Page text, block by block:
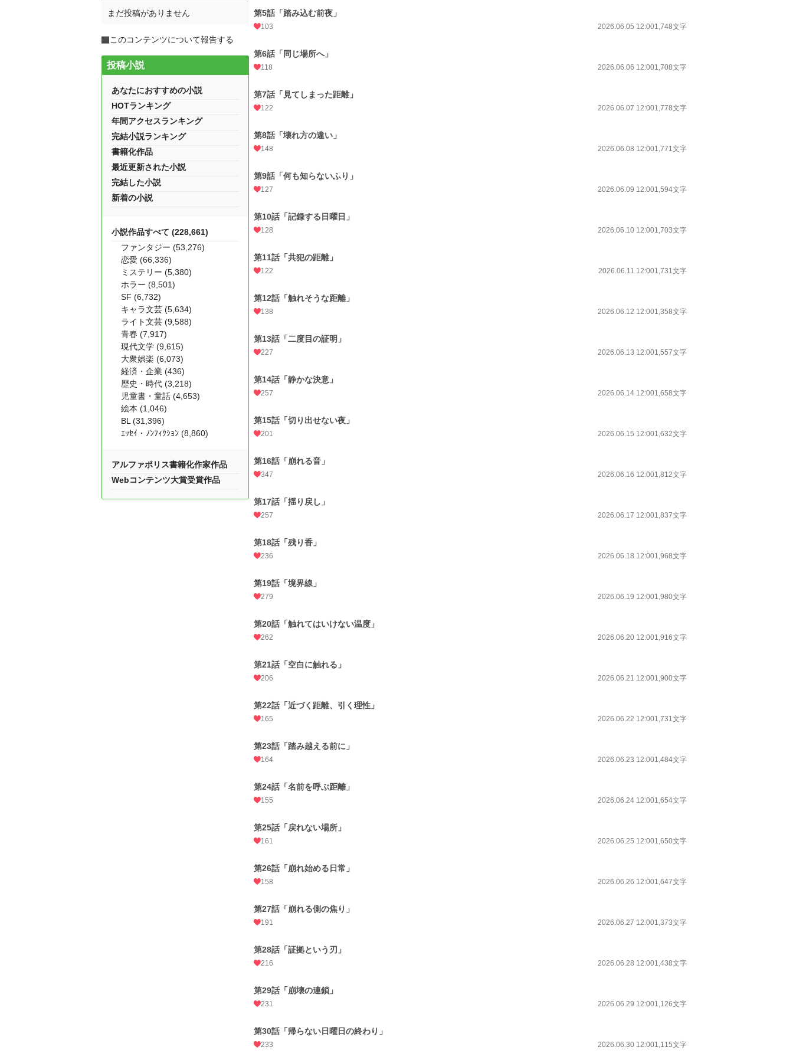
第5話「踏み込む前夜」
103 2026.06.05 12:001,748文字
第6話「同じ場所へ」
118 2026.06.06 12:001,708文字
第7話「見てしまった距離」
122 2026.06.07 12:001,778文字
第8話「壊れ方の違い」
148 2026.06.08 12:001,771文字
第9話「何も知らないふり」
127 2026.06.09 12:001,594文字
第10話「記録する日曜日」
128 2026.06.10 12:001,703文字
第11話「共犯の距離」
122 2026.06.11 12:001,731文字
第12話「触れそうな距離」
138 2026.06.12 12:001,358文字
第13話「二度目の証明」
227 2026.06.13 12:001,557文字
第14話「静かな決意」
257 2026.06.14 12:001,658文字
第15話「切り出せない夜」
201 2026.06.15 12:001,632文字
第16話「崩れる音」
347 2026.06.16 12:001,812文字
第17話「揺り戻し」
257 2026.06.17 12:001,837文字
第18話「残り香」
236 2026.06.18 12:001,968文字
第19話「境界線」
279 2026.06.19 12:001,980文字
第20話「触れてはいけない温度」
262 2026.06.20 12:001,916文字
第21話「空白に触れる」
206 2026.06.21 12:001,900文字
第22話「近づく距離、引く理性」
165 2026.06.22 12:001,731文字
第23話「踏み越える前に」
164 2026.06.23 12:001,484文字
第24話「名前を呼ぶ距離」
155 2026.06.24 12:001,654文字
第25話「戻れない場所」
161 2026.06.25 12:001,650文字
第26話「崩れ始める日常」
158 2026.06.26 12:001,647文字
第27話「崩れる側の焦り」
191 2026.06.27 12:001,373文字
第28話「証拠という刃」
216 2026.06.28 12:001,438文字
第29話「崩壊の連鎖」
231 2026.06.29 12:001,126文字
第30話「帰らない日曜日の終わり」
233 2026.06.30 12:001,115文字
まだ投稿がありません
このコンテンツについて報告する
投稿小説
あなたにおすすめの小説
HOTランキング
年間アクセスランキング
完結小説ランキング
書籍化作品
最近更新された小説
完結した小説
新着の小説
小説作品すべて (228,661)
ファンタジー (53,276)
恋愛 (66,336)
ミステリー (5,380)
ホラー (8,501)
SF (6,732)
キャラ文芸 (5,634)
ライト文芸 (9,588)
青春 (7,917)
現代文学 (9,615)
大衆娯楽 (6,073)
経済・企業 (436)
歴史・時代 (3,218)
児童書・童話 (4,653)
絵本 (1,046)
BL (31,396)
ｴｯｾｲ・ﾉﾝﾌｨｸｼｮﾝ (8,860)
アルファポリス書籍化作家作品
Webコンテンツ大賞受賞作品